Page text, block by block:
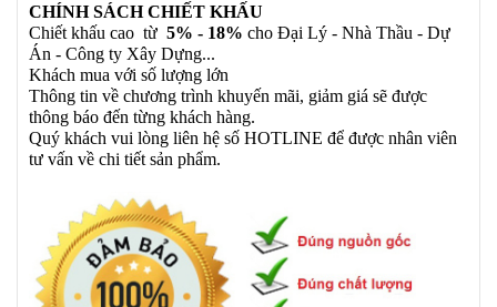
CHÍNH SÁCH CHIẾT KHẤU
Chiết khấu cao từ 5% - 18% cho Đại Lý - Nhà Thầu - Dự
Án - Công ty Xây Dựng...
Khách mua với số lượng lớn
Thông tin về chương trình khuyến mãi, giảm giá sẽ được
thông báo đến từng khách hàng.
Quý khách vui lòng liên hệ số HOTLINE để được nhân viên
tư vấn về chi tiết sản phẩm.